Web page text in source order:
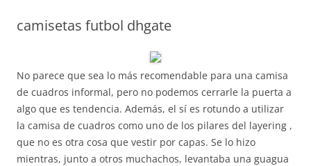
camisetas futbol dhgate
No parece que sea lo más recomendable para una camisa
de cuadros informal, pero no podemos cerrarle la puerta a
algo que es tendencia. Además, el sí es rotundo a utilizar
la camisa de cuadros como uno de los pilares del layering ,
que no es otra cosa que vestir por capas. Se lo hizo
mientras, junto a otros muchachos, levantaba una guagua